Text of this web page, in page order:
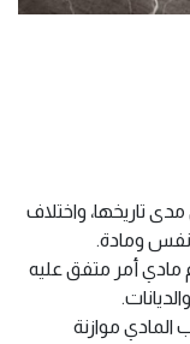
تاريخها، واختلاف
نفس ومادة.
أمر متفق عليه
المادي موازنة